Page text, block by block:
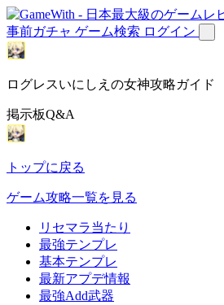
事前ガチャ ゲーム検索 ログイン
ログレスいにしえの女神攻略ガイド
掲示板Q&A
トップに戻る
ゲーム攻略一覧を見る
リセマラ当たり
最強テンプレ
基本テンプレ
最新アプデ情報
最強Add武器